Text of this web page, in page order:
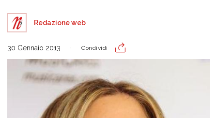
Redazione web
30 Gennaio 2013 Condividi